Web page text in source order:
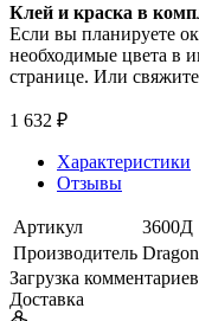
Клей и краска в
Если вы планируете
необходимые цвета в
странице. Или
1 632 ₽
Характеристики
Отзывы
Артикул
3600Д
Производитель Dragon
Загрузка
Доставка